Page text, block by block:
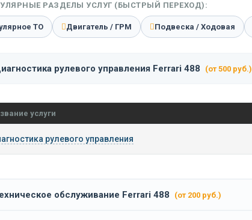
РАЗДЕЛЫ УСЛУГ (БЫСТРЫЙ ПЕРЕХОД):
ТО Двигатель / ГРМ Подвеска / Ходовая
рулевого управления Ferrari 488 (от 500 руб.)
услуги
рулевого управления
обслуживание Ferrari 488 (от 200 руб.)